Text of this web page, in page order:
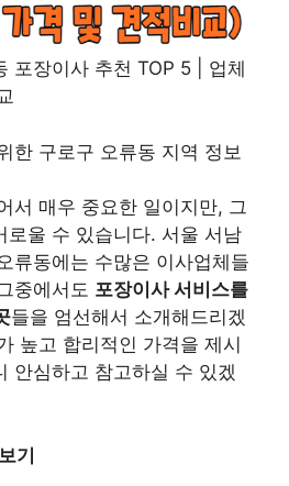
포장이사 추천 TOP 5 | 업체
한 구로구 오류동 지역 정보
서 매우 중요한 일이지만, 그
로울 수 있습니다. 서울 서남
류동에는 수많은 이사업체들
중에서도 포장이사 서비스를
들을 엄선해서 소개해드리겠
높고 합리적인 가격을 제시
안심하고 참고하실 수 있겠
기